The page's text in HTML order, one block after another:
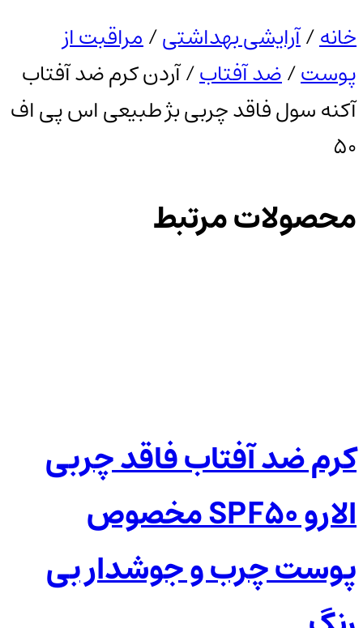
خانه/آرایشی بهداشتی/مراقبت از
پوست/ضد آفتاب/ آردن کرم ضد آفتاب
آکنه سول فاقد چربی بژ طبیعی اس پی اف
50
محصولات مرتبط
کرم ضد آفتاب فاقد چربی
الارو SPF50 مخصوص
پوست چرب و جوشدار بی